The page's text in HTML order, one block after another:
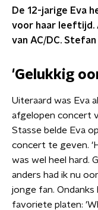
De 12-jarige Eva
voor haar leeftijd.
van AC/DC.
'Gelukkig
Uiteraard was Eva
afgelopen concert
Stasse belde Eva
concert te geven.
was wel heel hard.
anders had ik nu
jonge fan.
favoriete platen: